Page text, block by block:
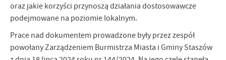
oraz jakie korzyści przynoszą działania dostosowawcze
podejmowane na poziomie lokalnym.
Prace nad dokumentem prowadzone były przez zespół
powołany Zarządzeniem Burmistrza Miasta i Gminy Staszów